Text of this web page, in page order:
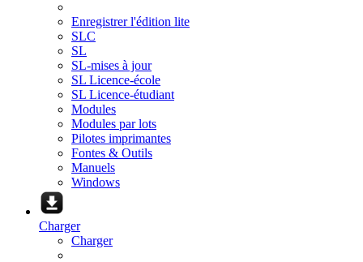
Enregistrer l'édition lite
SLC
SL
SL-mises à jour
SL Licence-école
SL Licence-étudiant
Modules
Modules par lots
Pilotes imprimantes
Fontes & Outils
Manuels
Windows
Charger
Charger